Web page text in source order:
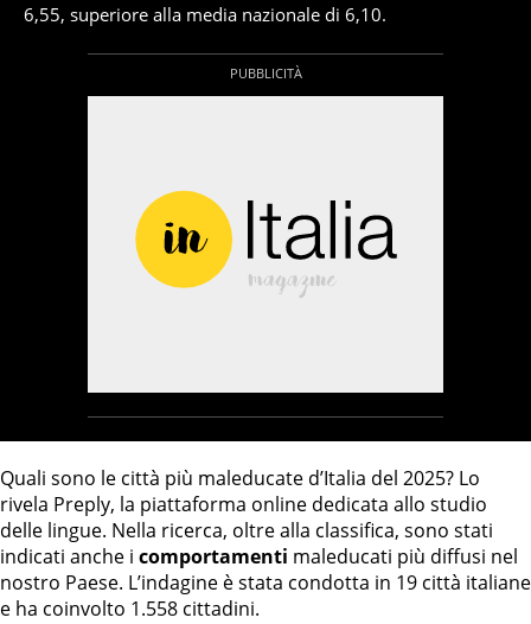
6,55, superiore alla media nazionale di 6,10.
Quali sono le città più maleducate d’Italia del 2025? Lo
rivela Preply, la piattaforma online dedicata allo studio
delle lingue. Nella ricerca, oltre alla classifica, sono stati
indicati anche i comportamenti maleducati più diffusi nel
nostro Paese. L’indagine è stata condotta in 19 città italiane
e ha coinvolto 1.558 cittadini.